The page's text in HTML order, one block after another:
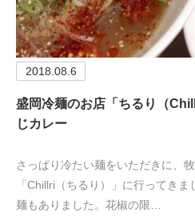
2018.08.6
盛岡冷麺のお店「ちるり（
じカレー
さっぱり冷たい麺をいただきに、
「Chillri（ちるり）」に行ってき
麺もありました。花椒の限…